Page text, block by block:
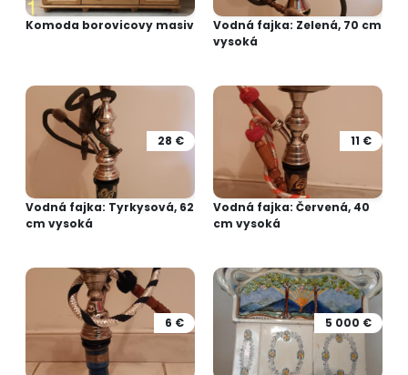
Komoda borovicovy masiv
Vodná fajka: Zelená, 70 cm
vysoká
28 €
Vodná fajka: Tyrkysová, 62
cm vysoká
11 €
Vodná fajka: Červená, 40
cm vysoká
6 € 5 000 €